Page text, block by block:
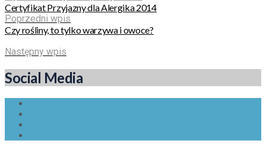
Certyfikat Przyjazny dla Alergika 2014
Poprzedni wpis
Czy rośliny, to tylko warzywa i owoce?
Następny wpis
Social Media